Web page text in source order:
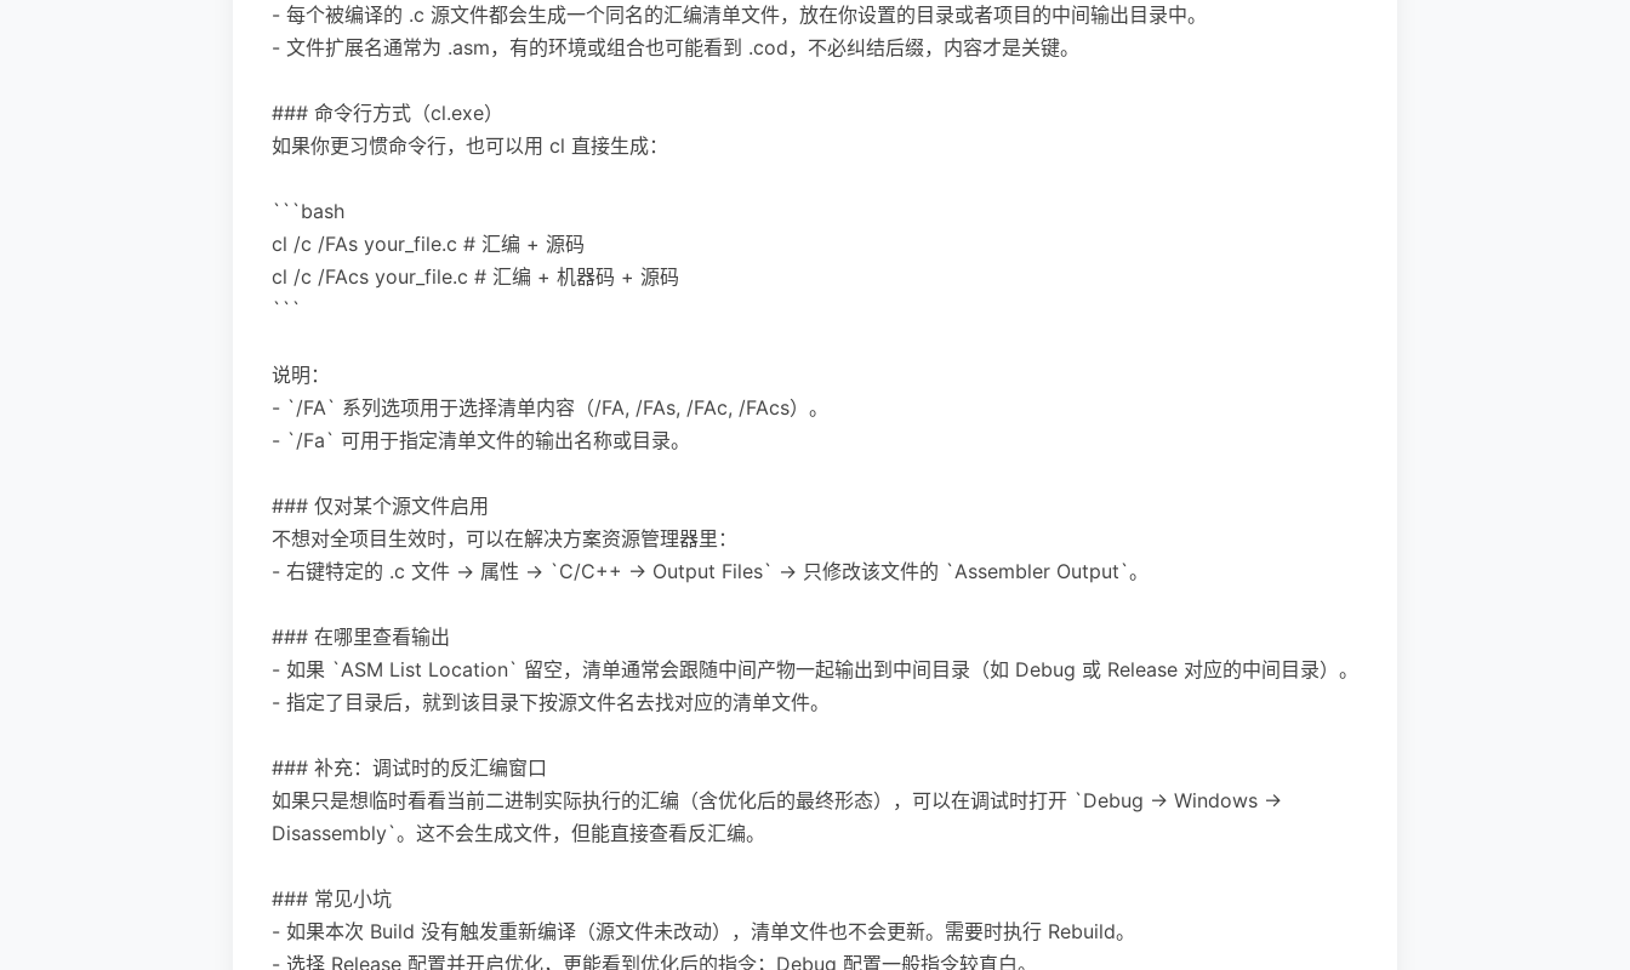
- 每个被编译的 .c 源文件都会生成一个同名的汇编清单文件，放在你设置的目录或者项目的中间输出目录中。
- 文件扩展名通常为 .asm，有的环境或组合也可能看到 .cod，不必纠结后缀，内容才是关键。
### 命令行方式（cl.exe）
如果你更习惯命令行，也可以用 cl 直接生成：
```bash
cl /c /FAs your_file.c # 汇编 + 源码
cl /c /FAcs your_file.c # 汇编 + 机器码 + 源码
```
说明：
- `/FA` 系列选项用于选择清单内容（/FA, /FAs, /FAc, /FAcs）。
- `/Fa` 可用于指定清单文件的输出名称或目录。
### 仅对某个源文件启用
不想对全项目生效时，可以在解决方案资源管理器里：
- 右键特定的 .c 文件 -> 属性 -> `C/C++ -> Output Files` -> 只修改该文件的 `Assembler Output`。
### 在哪里查看输出
- 如果 `ASM List Location` 留空，清单通常会跟随中间产物一起输出到中间目录（如 Debug 或 Release 对应的中间目录）。
- 指定了目录后，就到该目录下按源文件名去找对应的清单文件。
### 补充：调试时的反汇编窗口
如果只是想临时看看当前二进制实际执行的汇编（含优化后的最终形态），可以在调试时打开 `Debug -> Windows ->
Disassembly`。这不会生成文件，但能直接查看反汇编。
### 常见小坑
- 如果本次 Build 没有触发重新编译（源文件未改动），清单文件也不会更新。需要时执行 Rebuild。
- 选择 Release 配置并开启优化，更能看到优化后的指令；Debug 配置一般指令较直白。